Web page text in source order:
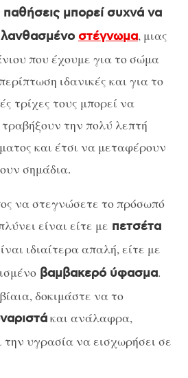
παθήσεις μπορεί συχνά να
λανθασμένοστέγνωμα, μιας
που έχουμε για το σώμα
ιδανικές και για το
τρίχες τους μπορεί να
την πολύ λεπτή
και έτσι να μεταφέρουν
σημάδια.
να στεγνώσετε το πρόσωπό
είναι είτε με πετσέτα
ιδιαίτερα απαλή, είτε με
βαμβακερό ύφασμα.
δοκιμάστε να το
και ανάλαφρα,
την υγρασία να εισχωρήσει σε